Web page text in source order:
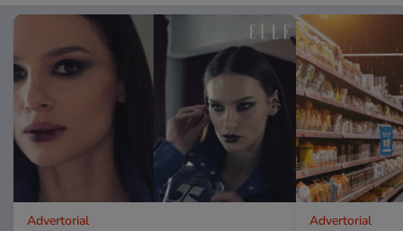
Advertorial Advertorial